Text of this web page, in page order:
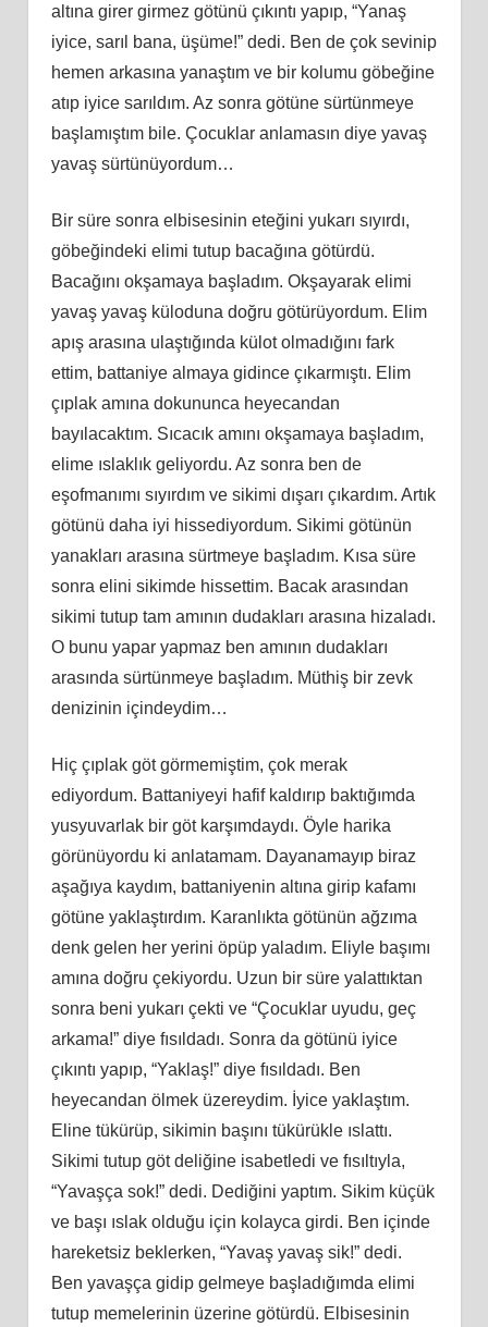
altına girer girmez götünü çıkıntı yapıp, “Yanaş
iyice, sarıl bana, üşüme!” dedi. Ben de çok sevinip
hemen arkasına yanaştım ve bir kolumu göbeğine
atıp iyice sarıldım. Az sonra götüne sürtünmeye
başlamıştım bile. Çocuklar anlamasın diye yavaş
yavaş sürtünüyordum…
Bir süre sonra elbisesinin eteğini yukarı sıyırdı,
göbeğindeki elimi tutup bacağına götürdü.
Bacağını okşamaya başladım. Okşayarak elimi
yavaş yavaş küloduna doğru götürüyordum. Elim
apış arasına ulaştığında külot olmadığını fark
ettim, battaniye almaya gidince çıkarmıştı. Elim
çıplak amına dokununca heyecandan
bayılacaktım. Sıcacık amını okşamaya başladım,
elime ıslaklık geliyordu. Az sonra ben de
eşofmanımı sıyırdım ve sikimi dışarı çıkardım. Artık
götünü daha iyi hissediyordum. Sikimi götünün
yanakları arasına sürtmeye başladım. Kısa süre
sonra elini sikimde hissettim. Bacak arasından
sikimi tutup tam amının dudakları arasına hizaladı.
O bunu yapar yapmaz ben amının dudakları
arasında sürtünmeye başladım. Müthiş bir zevk
denizinin içindeydim…
Hiç çıplak göt görmemiştim, çok merak
ediyordum. Battaniyeyi hafif kaldırıp baktığımda
yusyuvarlak bir göt karşımdaydı. Öyle harika
görünüyordu ki anlatamam. Dayanamayıp biraz
aşağıya kaydım, battaniyenin altına girip kafamı
götüne yaklaştırdım. Karanlıkta götünün ağzıma
denk gelen her yerini öpüp yaladım. Eliyle başımı
amına doğru çekiyordu. Uzun bir süre yalattıktan
sonra beni yukarı çekti ve “Çocuklar uyudu, geç
arkama!” diye fısıldadı. Sonra da götünü iyice
çıkıntı yapıp, “Yaklaş!” diye fısıldadı. Ben
heyecandan ölmek üzereydim. İyice yaklaştım.
Eline tükürüp, sikimin başını tükürükle ıslattı.
Sikimi tutup göt deliğine isabetledi ve fısıltıyla,
“Yavaşça sok!” dedi. Dediğini yaptım. Sikim küçük
ve başı ıslak olduğu için kolayca girdi. Ben içinde
hareketsiz beklerken, “Yavaş yavaş sik!” dedi.
Ben yavaşça gidip gelmeye başladığımda elimi
tutup memelerinin üzerine götürdü. Elbisesinin